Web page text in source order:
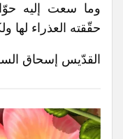
وما سعت إليه
حقّقته العذراء لها
القدّيس إسحاق